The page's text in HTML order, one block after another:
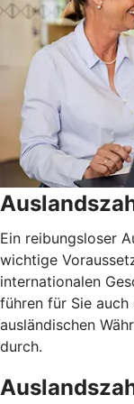
Ein reibungsloser
wichtige
internationalen
führen für Sie auch
ausländischen
durch.